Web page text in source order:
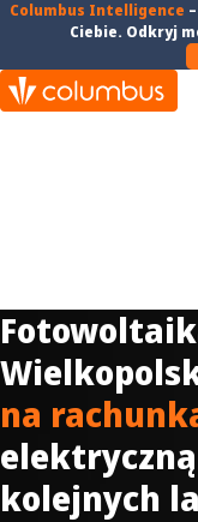
Columbus Intelligence –
Ciebie. Odkryj
na
kolejnych